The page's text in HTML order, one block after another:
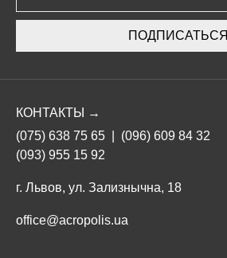
ПОДПИСАТЬСЯ
КОНТАКТЫ →
(075) 638 75 65
(096) 609 84 32
(093) 955 15 92
г. Львов, ул. Зализнычна, 18
office@acropolis.ua